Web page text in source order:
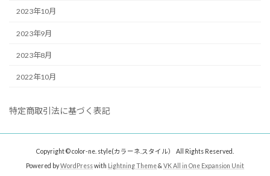
2023年10月
2023年9月
2023年8月
2022年10月
特定商取引法に基づく表記
Copyright © color-ne. style(カラーネ.スタイル） All Rights Reserved.
Powered byWordPresswith Lightning Theme& VK All in One Expansion Unit